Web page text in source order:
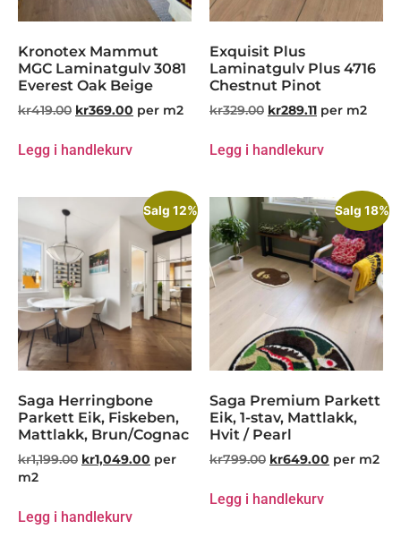
Kronotex Mammut
MGC Laminatgulv 3081
Everest Oak Beige
kr419.00 kr369.00 per m2
Legg i handlekurv
Exquisit Plus
Laminatgulv Plus 4716
Chestnut Pinot
kr329.00 kr289.11 per m2
Legg i handlekurv
Salg 12%
Saga Herringbone
Parkett Eik, Fiskeben,
Mattlakk, Brun/Cognac
kr1,199.00 kr1,049.00 per
m2
Legg i handlekurv
Salg 18%
Saga Premium Parkett
Eik, 1-stav, Mattlakk,
Hvit / Pearl
kr799.00 kr649.00 per m2
Legg i handlekurv